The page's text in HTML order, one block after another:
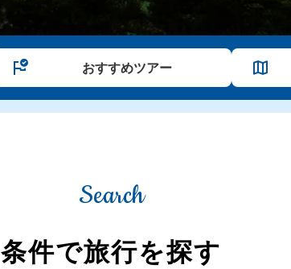
おすすめツアー
Search
条件で旅行を探す